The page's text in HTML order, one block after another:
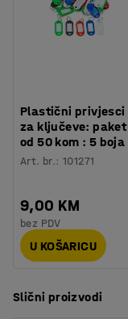
Plastični privjesci
za ključeve: paket
od 50 kom : 5 boja
Art. br.:101271
9,00 KM
bez PDV
U KOŠARICU
Slični proizvodi